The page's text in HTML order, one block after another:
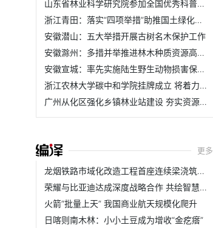
山东省林业科学研究院参加全国优秀科普作品评选活动
浙江青田：落实“四项举措”助推国土绿化取得新成效
安徽潜山：五大举措开展古树名木保护工作
安徽滁州：多措并举推进林木种质资源高质量发展
安徽宣城：率先实施陆生野生动物损害保险理赔机制
浙江农林大学碳中和学院挂牌成立 将着力培养具有碳中和与农...
广州从化区强化乡镇林业站建设 夯实资源管护基层基础
更多
龙烟铁路市域化改造工程首座连续梁浇筑完成，施工迎关键推进节点
荣耀与比亚迪达成深度战略合作 共绘智慧出行"全场景互联"新蓝图
火箭“批量上天” 我国商业航天规模化爬升
日喀则南木林：小小土豆成为增收“金疙瘩”